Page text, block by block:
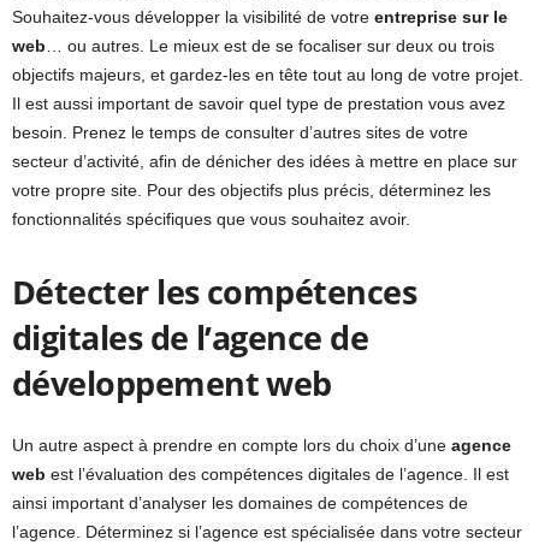
Souhaitez-vous développer la visibilité de votre entreprise sur le
web… ou autres. Le mieux est de se focaliser sur deux ou trois
objectifs majeurs, et gardez-les en tête tout au long de votre projet.
Il est aussi important de savoir quel type de prestation vous avez
besoin. Prenez le temps de consulter d’autres sites de votre
secteur d’activité, afin de dénicher des idées à mettre en place sur
votre propre site. Pour des objectifs plus précis, déterminez les
fonctionnalités spécifiques que vous souhaitez avoir.
Détecter les compétences
digitales de l’agence de
développement web
Un autre aspect à prendre en compte lors du choix d’une agence
web est l’évaluation des compétences digitales de l’agence. Il est
ainsi important d’analyser les domaines de compétences de
l’agence. Déterminez si l’agence est spécialisée dans votre secteur